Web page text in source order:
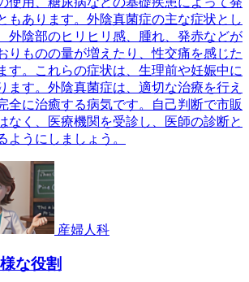
もあります。外陰真菌症の主な症状とし
外陰部のヒリヒリ感、腫れ、発赤などが
りものの量が増えたり、性交痛を感じた
す。これらの症状は、生理前や妊娠中に
ます。外陰真菌症は、適切な治療を行え
全に治癒する病気です。自己判断で市販
なく、医療機関を受診し、医師の診断と
ようにしましょう。
産婦人科
な役割